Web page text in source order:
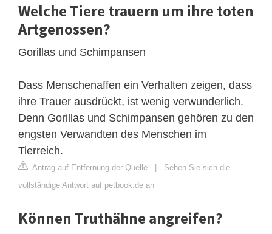
Welche Tiere trauern um ihre toten
Artgenossen?
Gorillas und Schimpansen
Dass Menschenaffen ein Verhalten zeigen, dass
ihre Trauer ausdrückt, ist wenig verwunderlich.
Denn Gorillas und Schimpansen gehören zu den
engsten Verwandten des Menschen im
Tierreich.
Antrag auf Entfernung der Quelle | Sehen Sie sich die
vollständige Antwort auf petbook.de an
Können Truthähne angreifen?